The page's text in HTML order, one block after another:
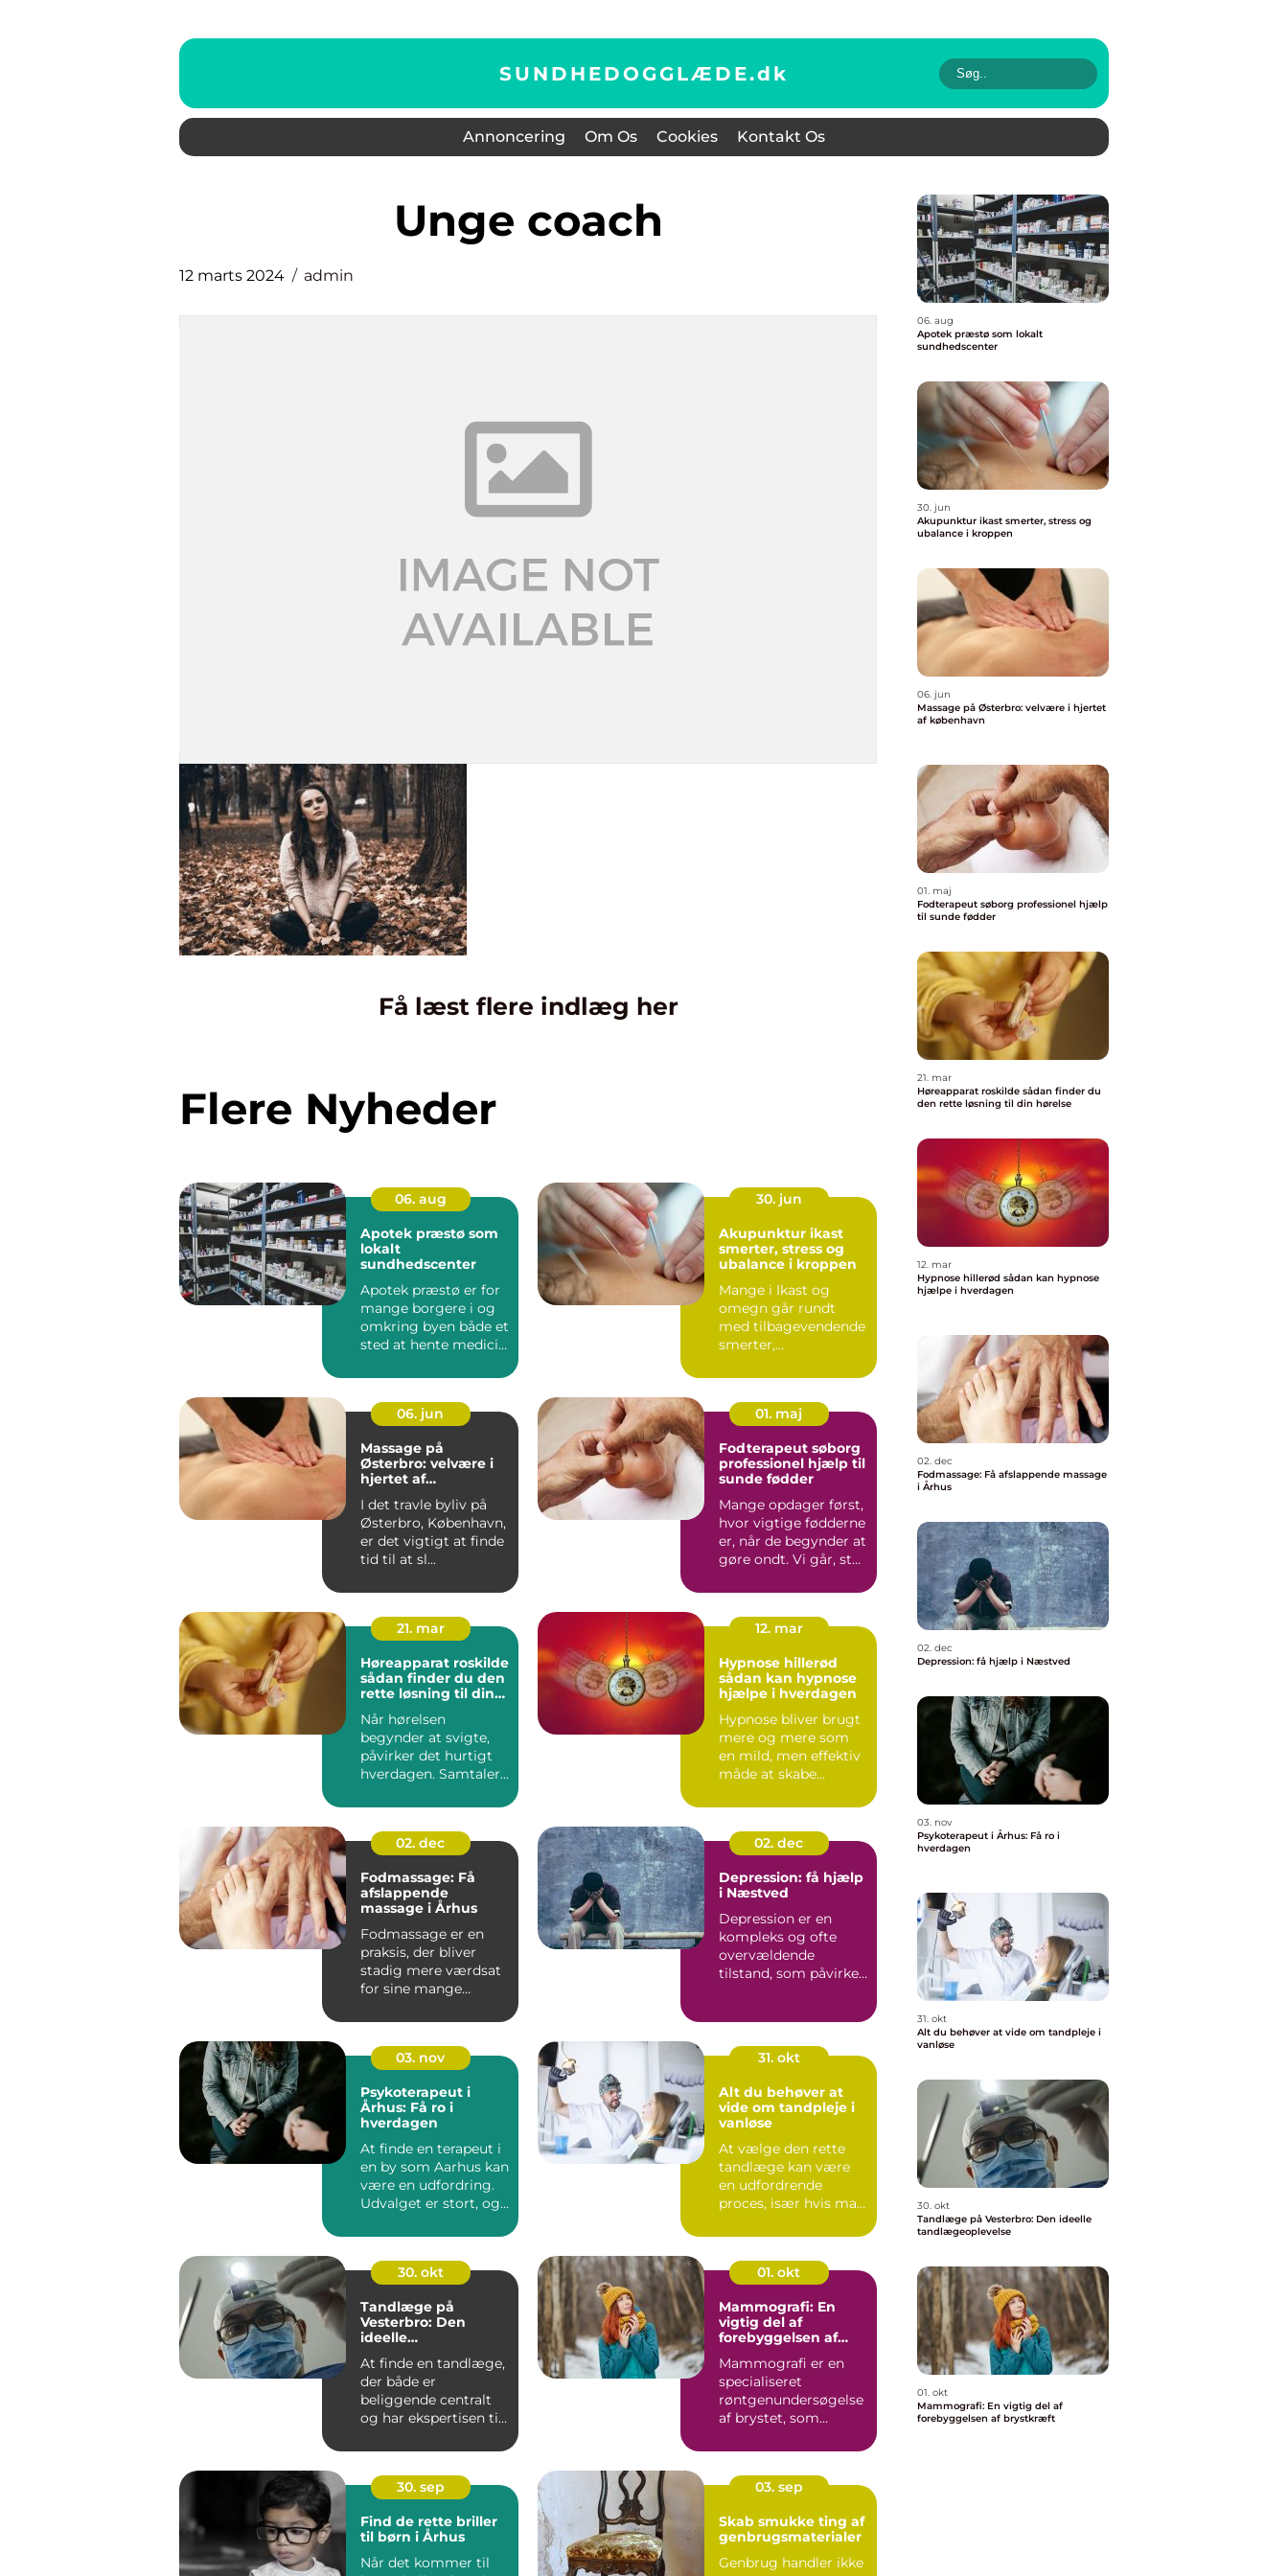
SUNDHEDOGGLÆDE.dk
Annoncering Om Os Cookies Kontakt Os
unge coach
12 marts 2024 admin
Få læst flere indlæg her
Flere Nyheder
06. aug
Apotek præstø som
lokalt
sundhedscenter
Apotek præstø er for
mange borgere i og
omkring byen både et
sted at hente medicin
30. jun
Akupunktur ikast
smerter, stress og
ubalance i kroppen
Mange i Ikast og
omegn går rundt
med tilbagevendende
smerter,
stresssymptomer, s...
06. jun
Massage på
Østerbro: velvære i
hjertet af
I det travle byliv på
Østerbro, København,
er det vigtigt at finde
tid til at sl...
01. maj
Fodterapeut søborg
professionel hjælp til
sunde fødder
Mange opdager først,
hvor vigtige fødderne
er, når de begynder at
gøre ondt. Vi går, står
21. mar
Høreapparat roskilde
sådan finder du den
rette løsning til din
Når hørelsen
begynder at svigte,
påvirker det hurtigt
hverdagen. Samtaler
du mi...
12. mar
Hypnose hillerød
sådan kan hypnose
hjælpe i hverdagen
Hypnose bliver brugt
mere og mere som
en mild, men effektiv
måde at skabe
hverdagen. ...
02. dec
Fodmassage: Få
afslappende
massage i Århus
Fodmassage er en
praksis, der bliver
stadig mere værdsat
for sine mange
02. dec
Depression: få hjælp
i Næstved
Depression er en
kompleks og ofte
overvældende
tilstand, som påvirker
03. nov
Psykoterapeut i
Århus: Få ro i
hverdagen
At finde en terapeut i
en by som Aarhus kan
være en udfordring.
Udvalget er stort, og
31. okt
Alt du behøver at
vide om tandpleje i
vanløse
At vælge den rette
tandlæge kan være
en udfordrende
proces, især hvis man
30. okt
Tandlæge på
Vesterbro: Den
ideelle
At finde en tandlæge,
der både er
beliggende centralt
og har ekspertisen til
01. okt
Mammografi: En
vigtig del af
forebyggelsen af
Mammografi er en
specialiseret
røntgenundersøgelse
af brystet, som
30. sep
Find de rette briller
til børn i Århus
Når det kommer til
03. sep
Skab smukke ting af
genbrugsmaterialer
Genbrug handler ikke
06. aug
Apotek præstø som lokalt
sundhedscenter
30. jun
Akupunktur ikast smerter, stress og
ubalance i kroppen
06. jun
Massage på Østerbro: velvære i hjertet
af københavn
01. maj
Fodterapeut søborg professionel hjælp
til sunde fødder
21. mar
Høreapparat roskilde sådan finder du
den rette løsning til din hørelse
12. mar
Hypnose hillerød sådan kan hypnose
hjælpe i hverdagen
02. dec
Fodmassage: Få afslappende massage
i Århus
02. dec
Depression: få hjælp i Næstved
03. nov
Psykoterapeut i Århus: Få ro i
hverdagen
31. okt
Alt du behøver at vide om tandpleje i
vanløse
30. okt
Tandlæge på Vesterbro: Den ideelle
tandlægeoplevelse
01. okt
Mammografi: En vigtig del af
forebyggelsen af brystkræft